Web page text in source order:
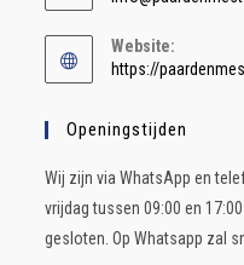
Website:
https://
Openingstijden
Wij zijn via WhatsApp en
vrijdag tussen 09:00 en
gesloten. Op Whatsapp zal